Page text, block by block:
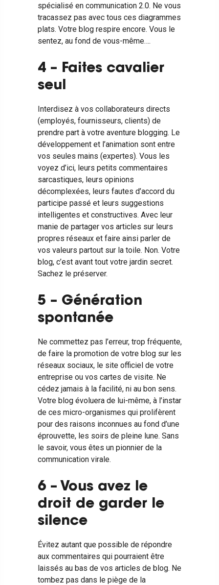
spécialisé en communication 2.0. Ne vous
tracassez pas avec tous ces diagrammes
plats. Votre blog respire encore. Vous le
sentez, au fond de vous-même….
4 – Faites cavalier
seul
Interdisez à vos collaborateurs directs
(employés, fournisseurs, clients) de
prendre part à votre aventure blogging. Le
développement et l’animation sont entre
vos seules mains (expertes). Vous les
voyez d’ici, leurs petits commentaires
sarcastiques, leurs opinions
décomplexées, leurs fautes d’accord du
participe passé et leurs suggestions
intelligentes et constructives. Avec leur
manie de partager vos articles sur leurs
propres réseaux et faire ainsi parler de
vos valeurs partout sur la toile. Non. Votre
blog, c’est avant tout votre jardin secret.
Sachez le préserver.
5 – Génération
spontanée
Ne commettez pas l’erreur, trop fréquente,
de faire la promotion de votre blog sur les
réseaux sociaux, le site officiel de votre
entreprise ou vos cartes de visite. Ne
cédez jamais à la facilité, ni au bon sens.
Votre blog évoluera de lui-même, à l’instar
de ces micro-organismes qui prolifèrent
pour des raisons inconnues au fond d’une
éprouvette, les soirs de pleine lune. Sans
le savoir, vous êtes un pionnier de la
communication virale.
6 – Vous avez le
droit de garder le
silence
Évitez autant que possible de répondre
aux commentaires qui pourraient être
laissés au bas de vos articles de blog. Ne
tombez pas dans le piège de la